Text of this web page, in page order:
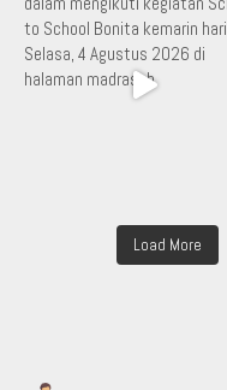
Load More